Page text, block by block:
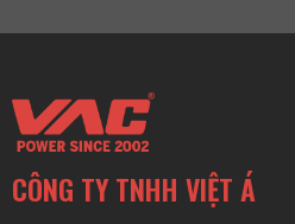
CÔNG TY TNHH VIỆT Á